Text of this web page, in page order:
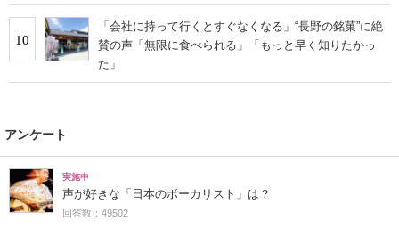
10
「会社に持って行くとすぐなくなる」“長野の銘菓”に絶
賛の声「無限に食べられる」「もっと早く知りたかっ
た」
アンケート
実施中
声が好きな「日本のボーカリスト」は？
回答数：49502